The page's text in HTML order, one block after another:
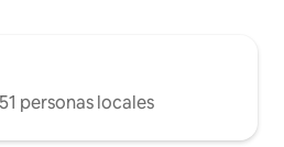
personas locales